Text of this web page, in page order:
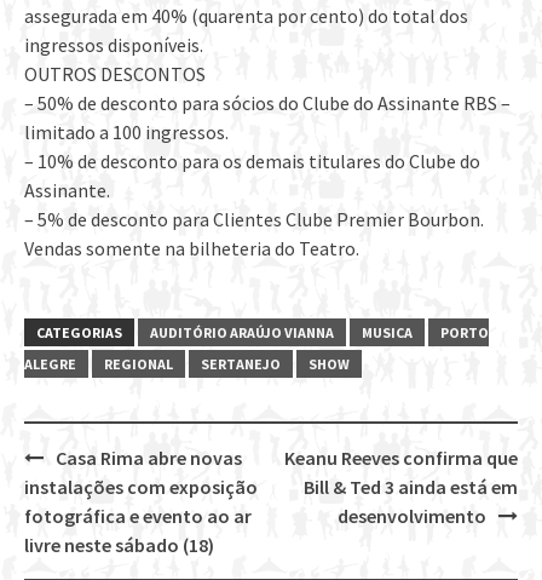
assegurada em 40% (quarenta por cento) do total dos
ingressos disponíveis.
OUTROS DESCONTOS
– 50% de desconto para sócios do Clube do Assinante RBS –
limitado a 100 ingressos.
– 10% de desconto para os demais titulares do Clube do
Assinante.
– 5% de desconto para ​Clientes Clube Premier Bourbon.
Vendas somente na bilheteria do Teatro.
CATEGORIAS AUDITÓRIO ARAÚJO VIANNA MUSICA
PORTO
ALEGRE
REGIONAL SERTANEJO SHOW
Post
navigation
Keanu Reeves confirma que
Bill & Ted 3 ainda está em
desenvolvimento
Casa Rima abre novas
instalações com exposição
fotográfica e evento ao ar
livre neste sábado (18)